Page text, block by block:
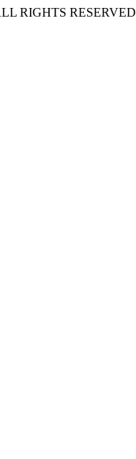
RIGHTS RESERVED